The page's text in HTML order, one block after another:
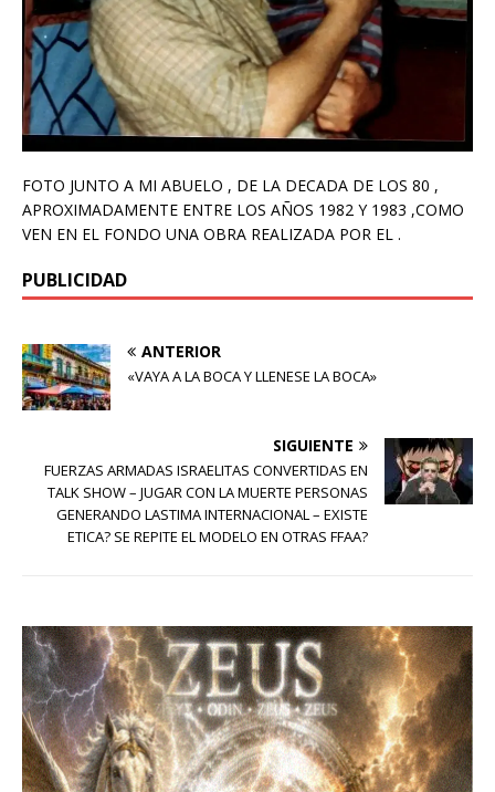
FOTO JUNTO A MI ABUELO , DE LA DECADA DE LOS 80 ,
APROXIMADAMENTE ENTRE LOS AÑOS 1982 Y 1983 ,COMO
VEN EN EL FONDO UNA OBRA REALIZADA POR EL .
PUBLICIDAD
ANTERIOR
«VAYA A LA BOCA Y LLENESE LA BOCA»
SIGUIENTE
FUERZAS ARMADAS ISRAELITAS CONVERTIDAS EN
TALK SHOW – JUGAR CON LA MUERTE PERSONAS
GENERANDO LASTIMA INTERNACIONAL – EXISTE
ETICA? SE REPITE EL MODELO EN OTRAS FFAA?